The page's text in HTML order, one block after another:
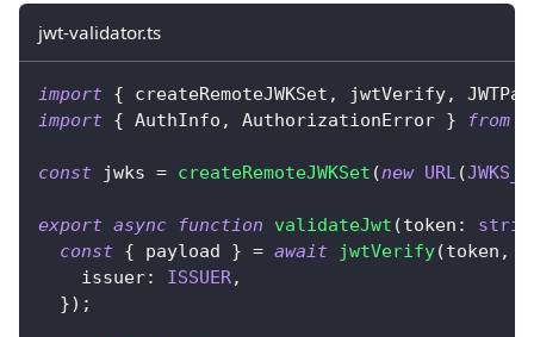
jwt-validator.ts
import { createRemoteJWKSet , jwtVerify,
import { AuthInfo , AuthorizationError } from
const jwks = createRemoteJWKSet (new URL (
export async function validateJwt (token :
const { payload } = await jwtVerify(token ,
    issuer
: ISSUER,
}) ;